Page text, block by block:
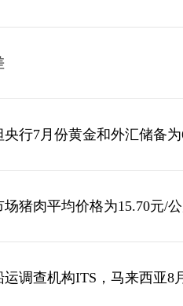
行7月份黄金和外汇储备
猪肉平均价格为15.70元/